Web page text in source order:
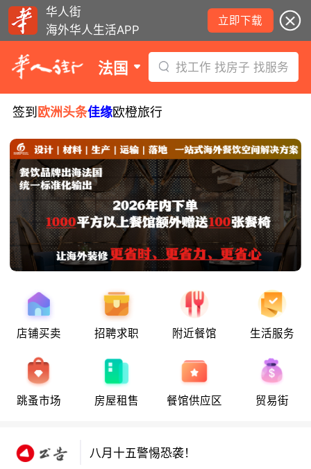
华人街
海外华人生活APP
立即下载
法国 找工作 找房子 找服务
签到 欧洲头条佳缘欧橙旅行
店铺买卖 招聘求职 附近餐馆 生活服务
跳蚤市场 房屋租售 餐馆供应区 贸易街
八月十五警惕恐袭！
八月十五警惕恐袭！